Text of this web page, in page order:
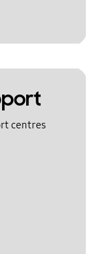
centres